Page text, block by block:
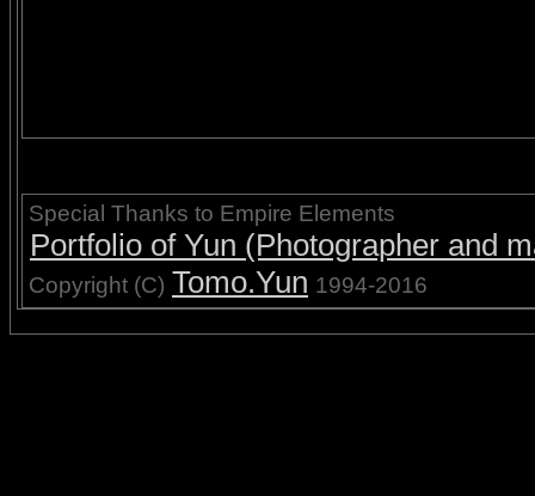
Special Thanks to Empire Elements
Portfolio of Yun (Photographer and
Copyright (C) Tomo.Yun 1994-2016